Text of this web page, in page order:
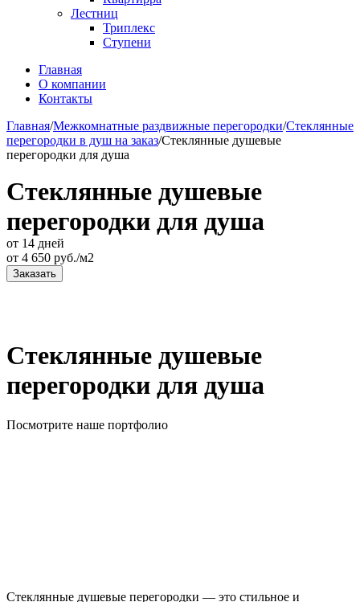
Лестниц
Триплекс
Ступени
Главная
О компании
Контакты
Главная/Межкомнатные раздвижные перегородки/Стеклянные
перегородки в душ на заказ/Стеклянные душевые
перегородки для душа
Стеклянные душевые
перегородки для душа
от 14 дней
от 4 650 руб./м2
Заказать
Стеклянные душевые
перегородки для душа
Посмотрите наше портфолио
Стеклянные душевые перегородки — это стильное и